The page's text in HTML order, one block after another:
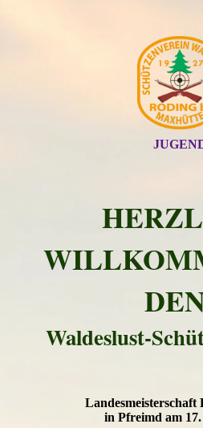
Waldeslust-
Landesmeisterschaft
in Pfreimd am